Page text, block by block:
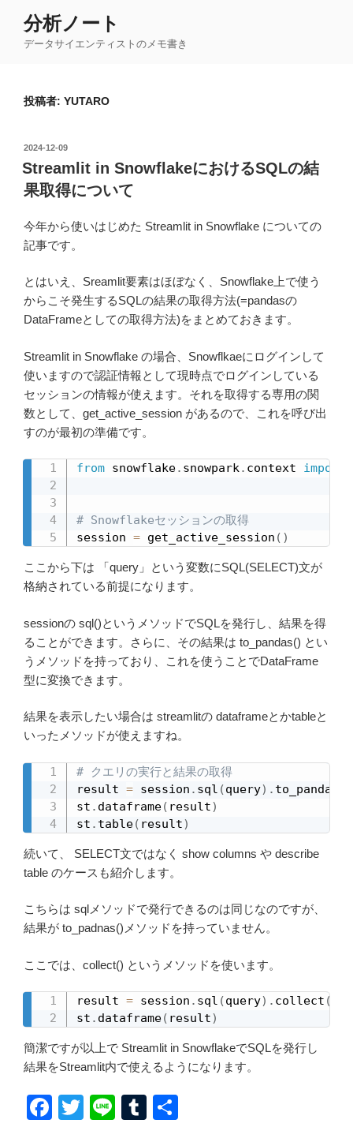
分析ノート
データサイエンティストのメモ書き
投稿者: YUTARO
投
稿
日:
2024-12-09
Streamlit in SnowflakeにおけるSQLの結
果取得について
今年から使いはじめた Streamlit in Snowflake についての
記事です。
とはいえ、Sreamlit要素はほぼなく、Snowflake上で使う
からこそ発生するSQLの結果の取得方法(=pandasの
DataFrameとしての取得方法)をまとめておきます。
Streamlit in Snowflake の場合、Snowflkaeにログインして
使いますので認証情報として現時点でログインしている
セッションの情報が使えます。それを取得する専用の関
数として、get_active_session があるので、これを呼び出
すのが最初の準備です。
from snowflake. snowpark. context import
# Snowflakeセッションの取得
session = get_active_session ( )
ここから下は 「query」という変数にSQL(SELECT)文が
格納されている前提になります。
sessionの sql()というメソッドでSQLを発行し、結果を得
ることができます。さらに、その結果は to_pandas() とい
うメソッドを持っており、これを使うことでDataFrame
型に変換できます。
結果を表示したい場合は streamlitの dataframeとかtableと
いったメソッドが使えますね。
# クエリの実行と結果の取得
result = session . sql (query) . to_pandas
st . dataframe( result)
st . table( result)
続いて、 SELECT文ではなく show columns や describe
table のケースも紹介します。
こちらは sqlメソッドで発行できるのは同じなのですが、
結果が to_padnas()メソッドを持っていません。
ここでは、collect() というメソッドを使います。
result = session . sql (query) . collect (
st . dataframe( result)
簡潔ですが以上で Streamlit in SnowflakeでSQLを発行し
結果をStreamlit内で使えるようになります。
F
T
Li
T